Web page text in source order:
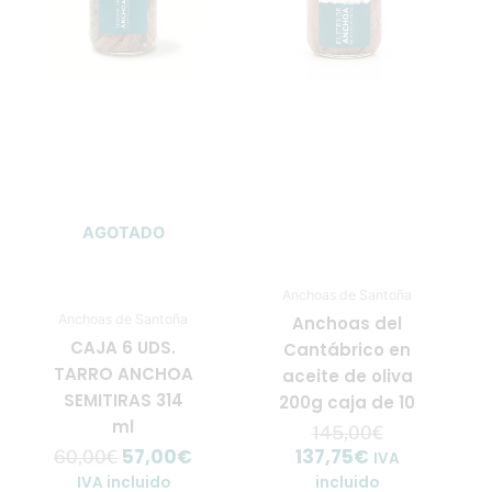
AGOTADO
Anchoas de Santoña
CAJA 6 UDS.
TARRO ANCHOA
SEMITIRAS 314
ml
60,00€
60,00€.
57,00€
IVA incluido
Anchoas de Santoña
Anchoas del
Cantábrico en
aceite de oliva
200g caja de 10
145,00€
137,75€
137,75€.
IVA
incluido